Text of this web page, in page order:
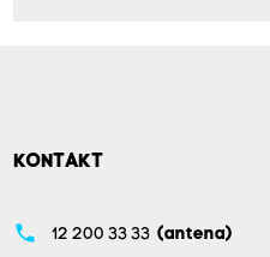
KONTAKT
phone 12 200 33 33 (antena)